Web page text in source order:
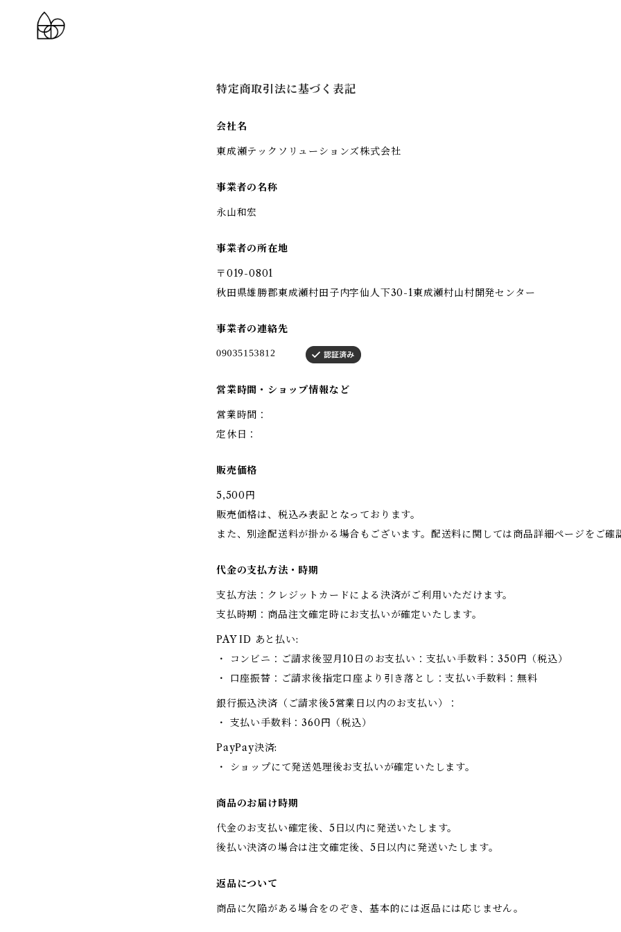
特定商取引法に基づく表記
会社名
東成瀬テックソリューションズ株式会社
事業者の名称
永山和宏
事業者の所在地
〒019-0801
秋田県雄勝郡東成瀬村田子内字仙人下30-1東成瀬村山村開発センター
事業者の連絡先
営業時間・ショップ情報など
営業時間：
定休日：
販売価格
5,500円
販売価格は、税込み表記となっております。
また、別途配送料が掛かる場合もございます。配送料に関しては商品詳細ページをご確
代金の支払方法・時期
支払方法：クレジットカードによる決済がご利用いただけます。
支払時期：商品注文確定時にお支払いが確定いたします。
PAY ID あと払い:
・ コンビニ：ご請求後翌月10日のお支払い：支払い手数料：350円（税込）
・ 口座振替：ご請求後指定口座より引き落とし：支払い手数料：無料
銀行振込決済（ご請求後5営業日以内のお支払い）：
・ 支払い手数料：360円（税込）
PayPay決済:
・ ショップにて発送処理後お支払いが確定いたします。
商品のお届け時期
代金のお支払い確定後、5日以内に発送いたします。
後払い決済の場合は注文確定後、5日以内に発送いたします。
返品について
商品に欠陥がある場合をのぞき、基本的には返品には応じません。